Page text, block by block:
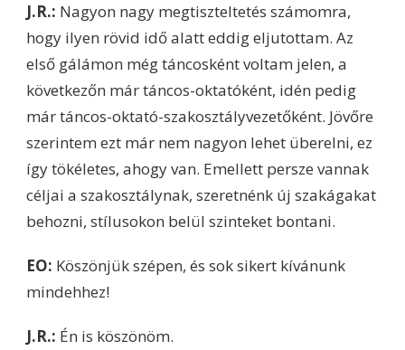
J.R.: Nagyon nagy megtiszteltetés számomra,
hogy ilyen rövid idő alatt eddig eljutottam. Az
első gálámon még táncosként voltam jelen, a
következőn már táncos-oktatóként, idén pedig
már táncos-oktató-szakosztályvezetőként. Jövőre
szerintem ezt már nem nagyon lehet überelni, ez
így tökéletes, ahogy van. Emellett persze vannak
céljai a szakosztálynak, szeretnénk új szakágakat
behozni, stílusokon belül szinteket bontani.
EO: Köszönjük szépen, és sok sikert kívánunk
mindehhez!
J.R.: Én is köszönöm.